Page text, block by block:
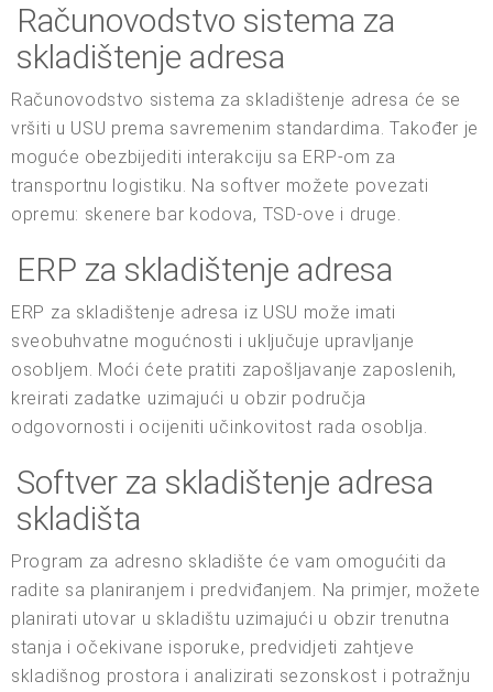
Računovodstvo sistema za
skladištenje adresa
Računovodstvo sistema za skladištenje adresa će se
vršiti u USU prema savremenim standardima. Također je
moguće obezbijediti interakciju sa ERP-om za
transportnu logistiku. Na softver možete povezati
opremu: skenere bar kodova, TSD-ove i druge.
ERP za skladištenje adresa
ERP za skladištenje adresa iz USU može imati
sveobuhvatne mogućnosti i uključuje upravljanje
osobljem. Moći ćete pratiti zapošljavanje zaposlenih,
kreirati zadatke uzimajući u obzir područja
odgovornosti i ocijeniti učinkovitost rada osoblja.
Softver za skladištenje adresa
skladišta
Program za adresno skladište će vam omogućiti da
radite sa planiranjem i predviđanjem. Na primjer, možete
planirati utovar u skladištu uzimajući u obzir trenutna
stanja i očekivane isporuke, predvidjeti zahtjeve
skladišnog prostora i analizirati sezonskost i potražnju